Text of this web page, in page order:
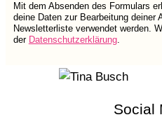
Mit dem Absenden des Formulars
deine Daten zur Bearbeitung deiner
Newsletterliste verwendet werden.
der Datenschutzerklärung.
Social